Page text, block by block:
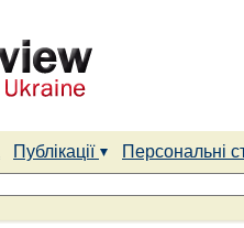
Публікації
Персональні